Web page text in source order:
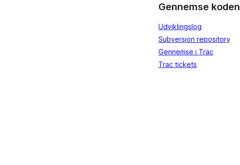
Gennemse koden
Udviklingslog
Subversion repository
Gennemse i Trac
Trac tickets